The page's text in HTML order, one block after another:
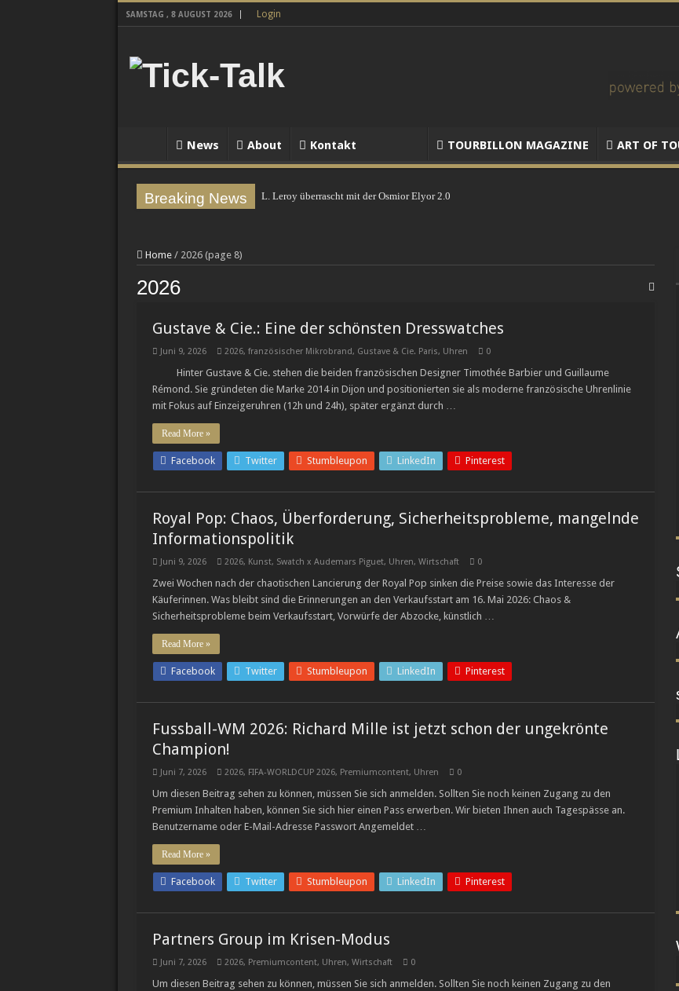
SAMSTAG , 8 AUGUST 2026 Login
News About Kontakt TOURBILLON MAGAZINE ART OF
Breaking News L. Leroy überrascht mit der Osmior Elyor 2.0
ChronoDock© – der ultimative Andock-Roboter für Ihre Armbanduhr
TAG Heuer, Team Ikuzawa und Bamford überraschen mit einem auf 150 Exemplare limitierten
Luxusmarke Maserati in finanziellen Schwierigkeiten
Cystos: Auf dem Weg zur eigenständigen Manufaktur-Marke
Home / 2026 (page 8)
2026
Gustave & Cie.: Eine der schönsten Dresswatches
Juni 9, 2026 2026, französischer Mikrobrand, Gustave & Cie. Paris, Uhren 0
Hinter Gustave & Cie. stehen die beiden französischen Designer Timothée Barbier und Guillaume
Rémond. Sie gründeten die Marke 2014 in Dijon und positionierten sie als moderne französische Uhrenlinie
mit Fokus auf Einzeigeruhren (12h und 24h), später ergänzt durch …
Read More »
Facebook Twitter Stumbleupon LinkedIn Pinterest
Royal Pop: Chaos, Überforderung, Sicherheitsprobleme, mangelnde
Informationspolitik
Juni 9, 2026 2026, Kunst, Swatch x Audemars Piguet, Uhren, Wirtschaft 0
Zwei Wochen nach der chaotischen Lancierung der Royal Pop sinken die Preise sowie das Interesse der
Käuferinnen. Was bleibt sind die Erinnerungen an den Verkaufsstart am 16. Mai 2026: Chaos &
Sicherheitsprobleme beim Verkaufsstart, Vorwürfe der Abzocke, künstlich …
Read More »
Facebook Twitter Stumbleupon LinkedIn Pinterest
Fussball-WM 2026: Richard Mille ist jetzt schon der ungekrönte
Champion!
Juni 7, 2026 2026, FIFA-WORLDCUP 2026, Premiumcontent, Uhren 0
Um diesen Beitrag sehen zu können, müssen Sie sich anmelden. Sollten Sie noch keinen Zugang zu den
Premium Inhalten haben, können Sie sich hier einen Pass erwerben. Wir bieten Ihnen auch Tagespässe an.
Benutzername oder E-Mail-Adresse Passwort Angemeldet …
Read More »
Facebook Twitter Stumbleupon LinkedIn Pinterest
Partners Group im Krisen-Modus
Juni 7, 2026 2026, Premiumcontent, Uhren, Wirtschaft 0
Um diesen Beitrag sehen zu können, müssen Sie sich anmelden. Sollten Sie noch keinen Zugang zu den